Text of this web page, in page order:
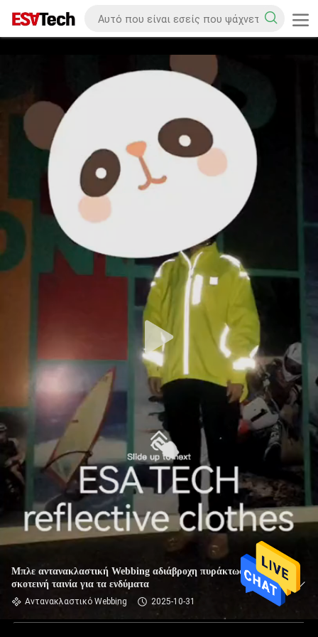
Μπλε αντανακλαστική Webbing αδιάβροχη πυράκτωση στη
σκοτεινή ταινία για τα ενδύματα
Αντανακλαστικό Webbing 2025-10-31